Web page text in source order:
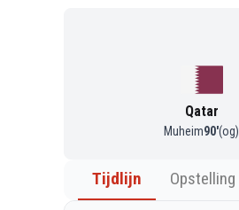
Qatar
Muheim90'(og)
Tijdlijn Opstelling